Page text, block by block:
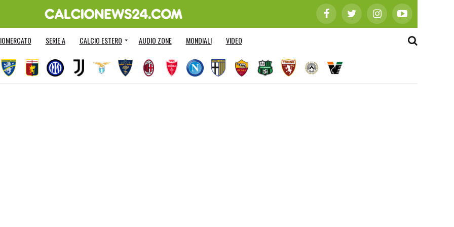
SERIE A CALCIO ESTERO AUDIO ZONE MONDIALI VIDEO